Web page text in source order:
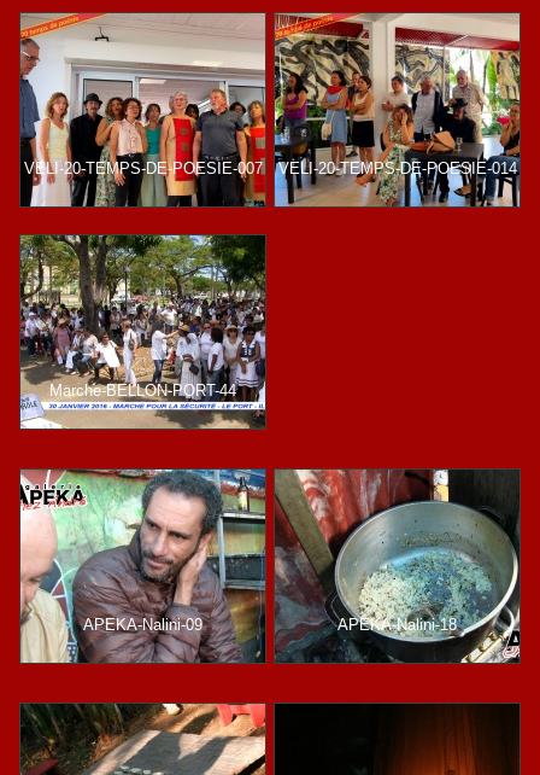
VELI-20-TEMPS-DE-POESIE-007 VELI-20-TEMPS-DE-POESIE-014
Marche-BELLON-PORT-44
APEKA-Nalini-09 APEKA-Nalini-18